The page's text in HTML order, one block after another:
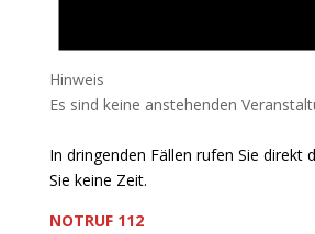
Hinweis
Es sind keine anstehenden
In dringenden Fällen rufen Sie direkt
Sie keine Zeit.
NOTRUF 112